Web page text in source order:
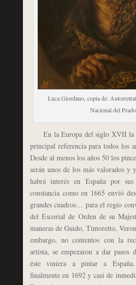
Luca Giordano, copia de:
Nacional del
En la Europa del siglo XVII la
principal referencia para todos los
Desde al menos los años 50 los
serán unos de los más valorados y
habrá interés en España por
constancia como en 1665 envió
grandes cuadros… para el regio
del Escorial de Orden de su
maneras de Guido, Tintoretto,
embargo, no contentos con la
artista, se empezaron a dar pasos
éste viniera a pintar a
finalmente en 1692 y casi de